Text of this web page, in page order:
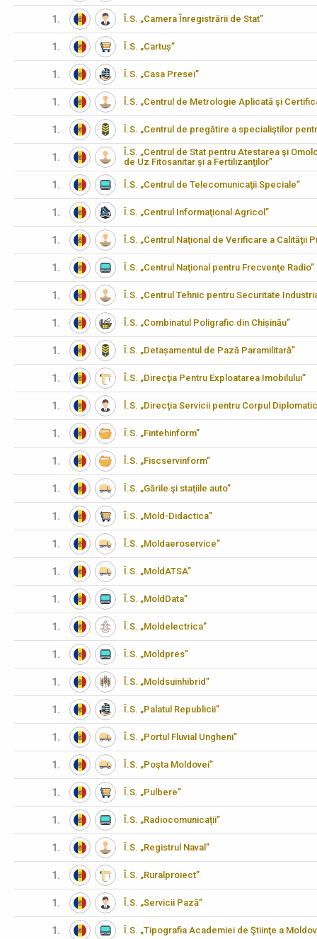
1. Î.S. „Camera Înregistrării de Stat”
1. Î.S. „Cartuș”
1. Î.S. „Casa Presei”
1. Î.S. „Centrul de Metrologie Aplicată şi
1. Î.S. „Centrul de pregătire a specialiştilor
1.
Î.S. „Centrul de Stat pentru Atestarea şi
de Uz Fitosanitar şi a Fertilizanţilor”
1. Î.S. „Centrul de Telecomunicaţii Speciale”
1. Î.S. „Centrul Informaţional Agricol”
1. Î.S. „Centrul Naţional de Verificare a Calităţii
1. Î.S. „Centrul Naţional pentru Frecvenţe Radio”
1. Î.S. „Centrul Tehnic pentru Securitate
1. Î.S. „Combinatul Poligrafic din Chișinău”
1. Î.S. „Detașamentul de Pază Paramilitară”
1. Î.S. „Direcţia Pentru Exploatarea Imobilului”
1. Î.S. „Direcţia Servicii pentru Corpul
1. Î.S. „Fintehinform”
1. Î.S. „Fiscservinform”
1. Î.S. „Gările şi staţiile auto”
1. Î.S. „Mold-Didactica”
1. Î.S. „Moldaeroservice”
1. Î.S. „MoldATSA”
1. Î.S. „MoldData”
1. Î.S. „Moldelectrica”
1. Î.S. „Moldpres”
1. Î.S. „Moldsuinhibrid”
1. Î.S. „Palatul Republicii”
1. Î.S. „Portul Fluvial Ungheni”
1. Î.S. „Poşta Moldovei”
1. Î.S. „Pulbere”
1. Î.S. „Radiocomunicații”
1. Î.S. „Registrul Naval”
1. Î.S. „Ruralproiect”
1. Î.S. „Servicii Pază”
1. Î.S. „Tipografia Academiei de Ştiinţe a